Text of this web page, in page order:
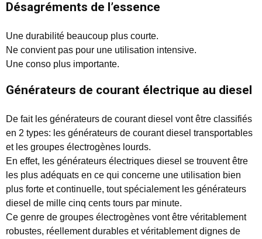
Désagréments de l’essence
Une durabilité beaucoup plus courte.
Ne convient pas pour une utilisation intensive.
Une conso plus importante.
Générateurs de courant électrique au diesel
De fait les générateurs de courant diesel vont être classifiés
en 2 types: les générateurs de courant diesel transportables
et les groupes électrogènes lourds.
En effet, les générateurs électriques diesel se trouvent être
les plus adéquats en ce qui concerne une utilisation bien
plus forte et continuelle, tout spécialement les générateurs
diesel de mille cinq cents tours par minute.
Ce genre de groupes électrogènes vont être véritablement
robustes, réellement durables et véritablement dignes de